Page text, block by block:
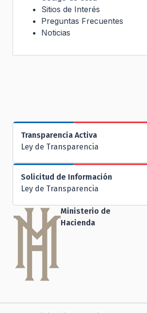
Sitios de Interés
Preguntas Frecuentes
Noticias
Transparencia Activa
Ley de Transparencia
Solicitud de Información
Ley de Transparencia
Ministerio de
Hacienda